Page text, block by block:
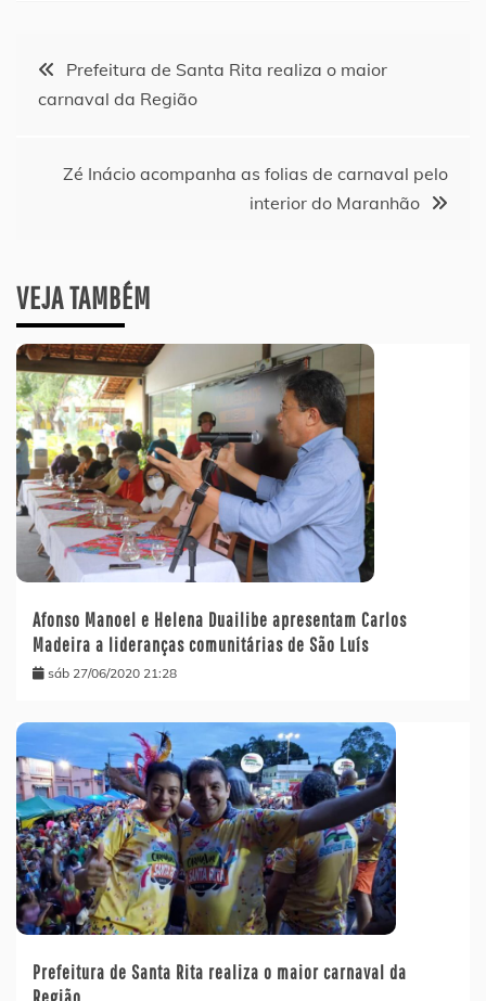
Navegação
Post
Prefeitura de Santa Rita realiza o maior
carnaval da Região
Zé Inácio acompanha as folias de carnaval pelo
interior do Maranhão
VEJA TAMBÉM
Afonso Manoel e Helena Duailibe apresentam Carlos
Madeira a lideranças comunitárias de São Luís
sáb 27/06/2020 21:28
Prefeitura de Santa Rita realiza o maior carnaval da